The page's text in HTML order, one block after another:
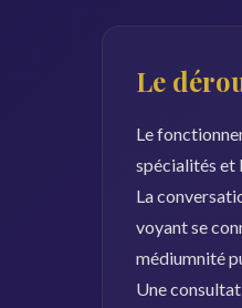
Le
Le
spécialités et
La
voyant se
médiumnité
Une